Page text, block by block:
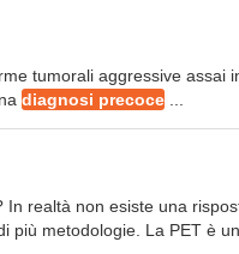
tumorali aggressive assai
diagnosi precoce
realtà non esiste una
più metodologie. La PET è